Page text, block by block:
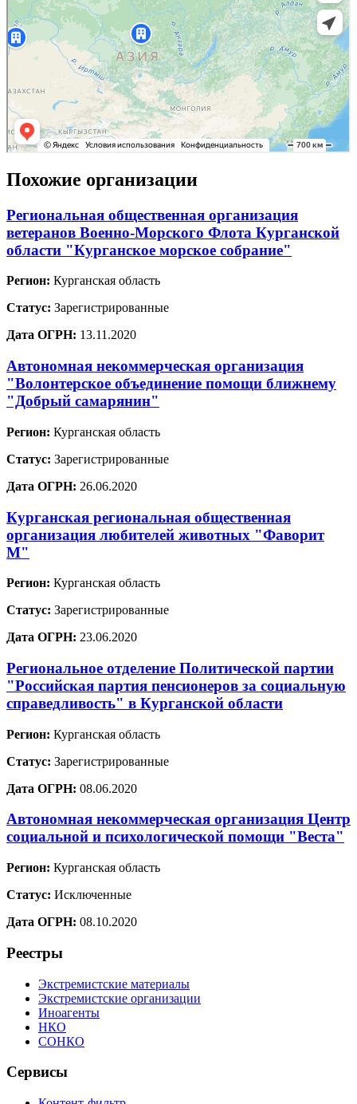
Похожие организации
Региональная общественная организация
ветеранов Военно-Морского Флота Курганской
области "Курганское морское собрание"
Регион: Курганская область
Статус: Зарегистрированные
Дата ОГРН: 13.11.2020
Автономная некоммерческая организация
"Волонтерское объединение помощи ближнему
"Добрый самарянин"
Регион: Курганская область
Статус: Зарегистрированные
Дата ОГРН: 26.06.2020
Курганская региональная общественная
организация любителей животных "Фаворит
М"
Регион: Курганская область
Статус: Зарегистрированные
Дата ОГРН: 23.06.2020
Региональное отделение Политической партии
"Российская партия пенсионеров за социальную
справедливость" в Курганской области
Регион: Курганская область
Статус: Зарегистрированные
Дата ОГРН: 08.06.2020
Автономная некоммерческая организация Центр
социальной и психологической помощи "Веста"
Регион: Курганская область
Статус: Исключенные
Дата ОГРН: 08.10.2020
Реестры
Экстремистские материалы
Экстремистские организации
Иноагенты
НКО
СОНКО
Сервисы